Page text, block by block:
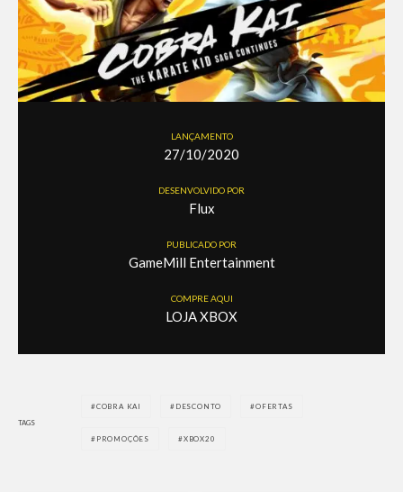
LANÇAMENTO
27/10/2020
DESENVOLVIDO POR
Flux
PUBLICADO POR
GameMill Entertainment
COMPRE AQUI
LOJA XBOX
TAGS
COBRA KAI DESCONTO OFERTAS
PROMOÇÕES XBOX20